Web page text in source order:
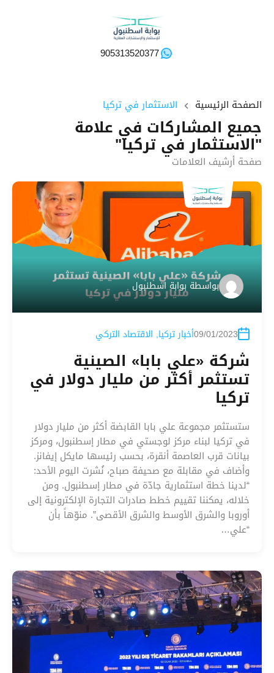
905313520377
الصفحة الرئيسية الاستثمار في تركيا
جميع المشاركات في علامة
"الاستثمار في تركيا"
صفحة أرشيف العلامات
بواسطة بوابة اسطنبول
09/01/2023أخبار تركيا, الاقتصاد التركي
شركة «علي بابا» الصينية
تستثمر أكثر من مليار دولار في
تركيا
ستستثمر مجموعة علي بابا القابضة أكثر من مليار دولار
في تركيا لبناء مركز لوجستي في مطار إسطنبول، ومركز
بيانات قرب العاصمة أنقرة، بحسب رئيسها مايكل إيفانز.
وأضاف في مقابلة مع صحيفة صباح، نُشرت اليوم الأحد:
“لدينا خطة استثمارية جادّة في مطار إسطنبول. ومن
خلاله، يمكننا تقييم خطط صادرات التجارة الإلكترونية إلى
أوروبا والشرق الأوسط والشرق الأقصى”. منوّهاً بأن
“علي…